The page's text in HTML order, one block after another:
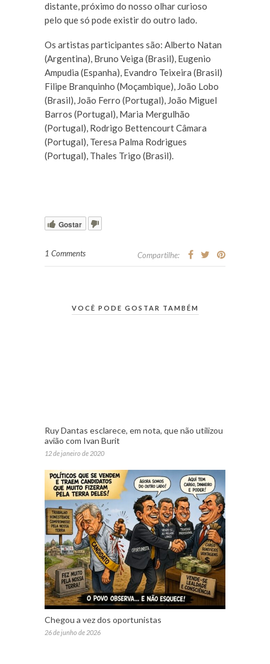
distante, próximo do nosso olhar curioso
pelo que só pode existir do outro lado.
Os artistas participantes são: Alberto Natan
(Argentina), Bruno Veiga (Brasil), Eugenio
Ampudia (Espanha), Evandro Teixeira (Brasil)
Filipe Branquinho (Moçambique), João Lobo
(Brasil), João Ferro (Portugal), João Miguel
Barros (Portugal), Maria Mergulhão
(Portugal), Rodrigo Bettencourt Câmara
(Portugal), Teresa Palma Rodrigues
(Portugal), Thales Trigo (Brasil).
Gostar
1 Comments Compartilhe:
VOCÊ PODE GOSTAR TAMBÉM
Ruy Dantas esclarece, em nota, que não utilizou
avião com Ivan Burit
12 de janeiro de 2020
Chegou a vez dos oportunistas
26 de junho de 2026